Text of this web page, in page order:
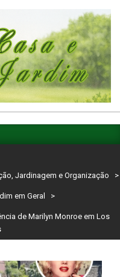
Jardinagem e Organização >
em Geral >
de Marilyn Monroe em Los